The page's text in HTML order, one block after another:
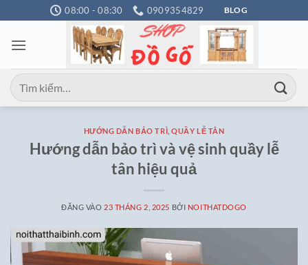
qua
nội
08:00 - 08:30 0909354829 BLOG
Tìm
kiếm:
HƯỚNG DẪN BẢO TRÌ ,QUẦY LỄ TÂN
Hướng dẫn bảo trì và vệ sinh quầy lễ
tân hiệu quả
ĐĂNG VÀO 23 THÁNG 2, 2025 BỞI NOITHATDOGO